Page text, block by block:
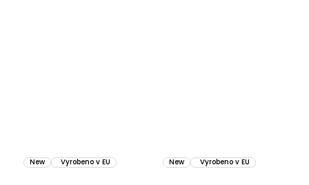
New Vyrobeno v EU New Vyrobeno v EU